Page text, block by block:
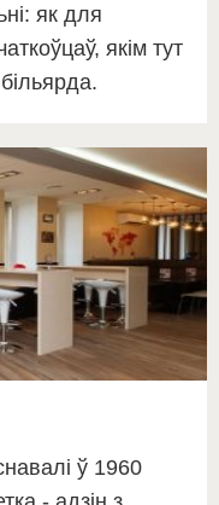
як для
якім тут
ў 1960